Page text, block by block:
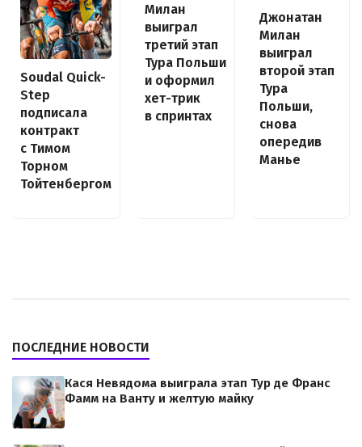
Soudal Quick-
Step
подписала
контракт
с Тимом
Торном
Тойтенбергом
Милан
выиграл
третий этап
Тура Польши
и оформил
хет-трик
в спринтах
Джонатан
Милан
выиграл
второй этап
Тура
Польши,
снова
опередив
Манье
ПОСЛЕДНИЕ НОВОСТИ
Кася Невядома выиграла этап Тур де Франс
Фамм на Ванту и желтую майку